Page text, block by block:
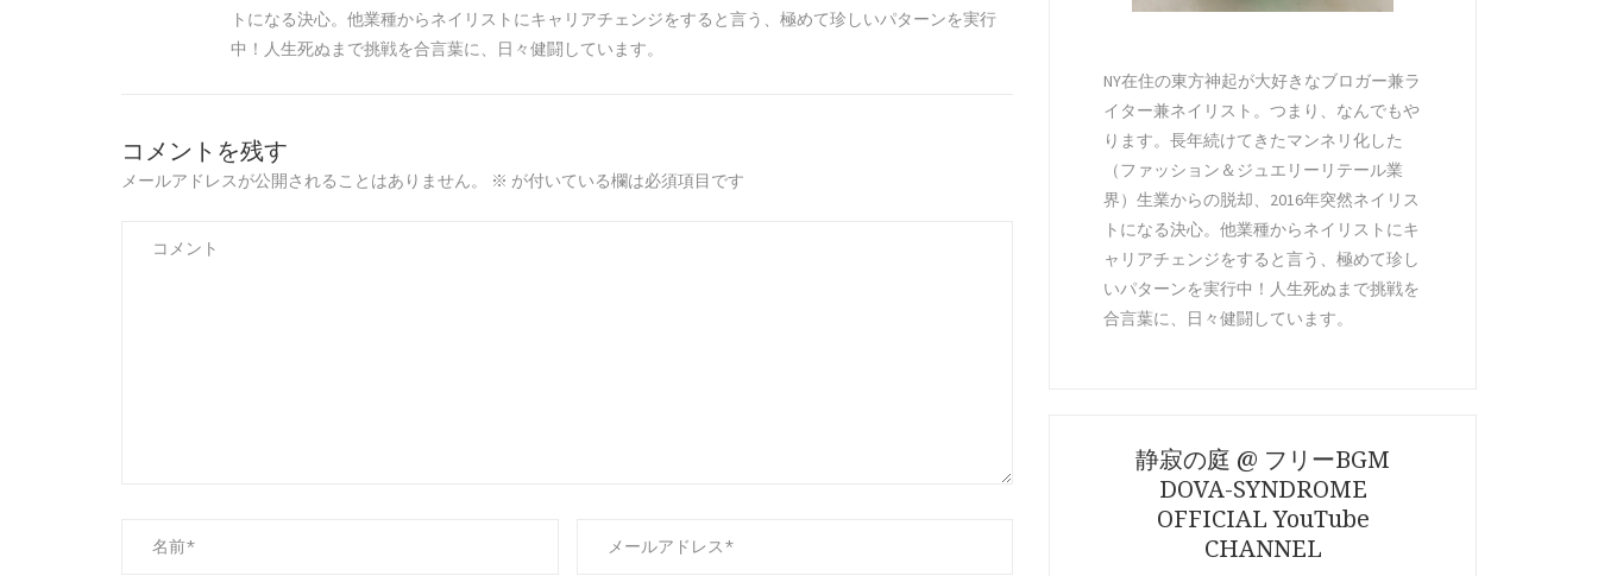
トになる決心。他業種からネイリストにキャリアチェンジをすると言う、極めて珍しいパターンを実行
中！人生死ぬまで挑戦を合言葉に、日々健闘しています。
コメントを残す
メールアドレスが公開されることはありません。 ※ が付いている欄は必須項目です
NY在住の東方神起が大好きなブロガー兼ラ
イター兼ネイリスト。つまり、なんでもや
ります。長年続けてきたマンネリ化した
（ファッション＆ジュエリーリテール業
界）生業からの脱却、2016年突然ネイリス
トになる決心。他業種からネイリストにキ
ャリアチェンジをすると言う、極めて珍し
いパターンを実行中！人生死ぬまで挑戦を
合言葉に、日々健闘しています。
静寂の庭 @ フリーBGM
DOVA-SYNDROME
OFFICIAL YouTube
CHANNEL